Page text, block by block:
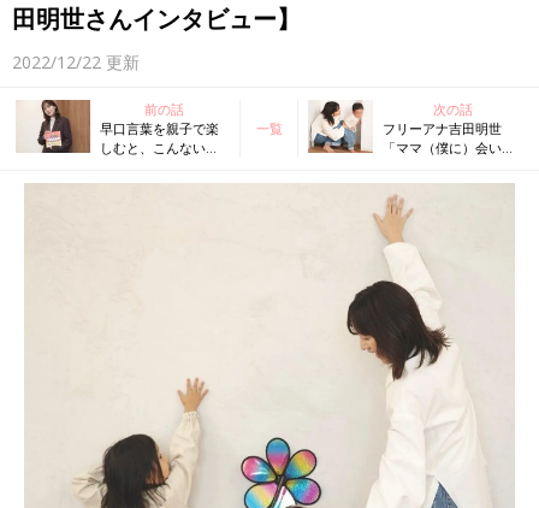
田明世さんインタビュー】
2022/12/22 更新
前の話
早口言葉を親子で楽
しむと、こんないい
士・フリーアナウン
一覧
次の話
フリーアナ吉田明世
「ママ（僕に）会いた
ざとかわいい発言にズ
キューン！これは計算
か？天然か？